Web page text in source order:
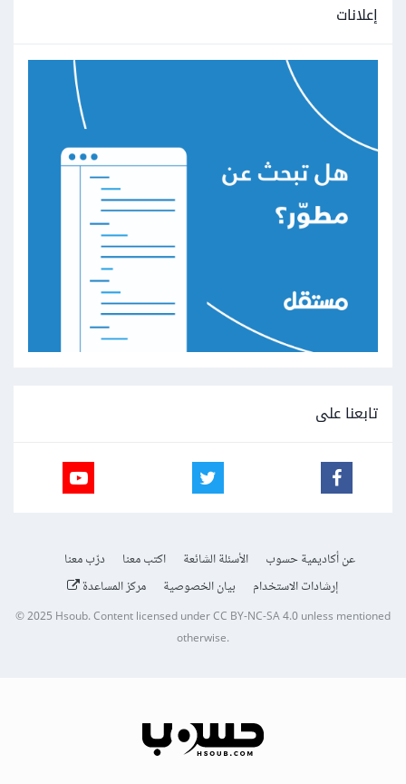
إعلانات
تابعنا على
عن أكاديمية حسوب الأسئلة الشائعة اكتب معنا
درّب معنا
إرشادات الاستخدام
بيان الخصوصية مركز المساعدة
© 2025Hsoub.Content licensed underCC BY-NC-SA 4.0unless mentioned
otherwise.